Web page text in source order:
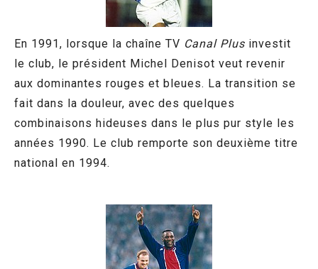
En 1991, lorsque la chaîne TV Canal Plus investit
le club, le président Michel Denisot veut revenir
aux dominantes rouges et bleues. La transition se
fait dans la douleur, avec des quelques
combinaisons hideuses dans le plus pur style les
années 1990. Le club remporte son deuxième titre
national en 1994.